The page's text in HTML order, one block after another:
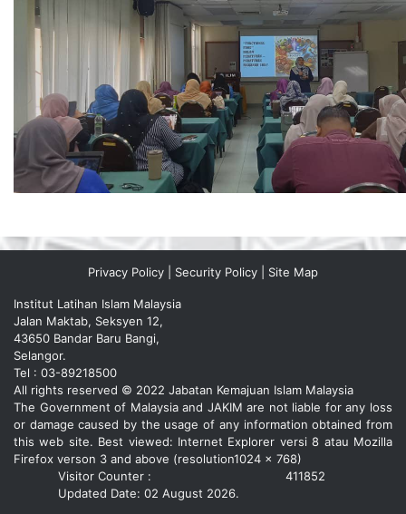
Privacy Policy Security Policy Site Map
Institut Latihan Islam Malaysia
Jalan Maktab, Seksyen 12,
43650 Bandar Baru Bangi,
Selangor.
Tel : 03-89218500
All rights reserved © 2022 Jabatan Kemajuan Islam Malaysia
The Government of Malaysia and JAKIM are not liable for any loss
or damage caused by the usage of any information obtained from
this web site. Best viewed: Internet Explorer versi 8 atau Mozilla
Firefox verson 3 and above (resolution1024 x 768)
Visitor Counter :
411852
Updated Date: 02 August 2026.